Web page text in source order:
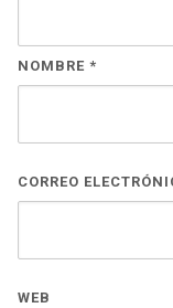
NOMBRE *
CORREO
WEB